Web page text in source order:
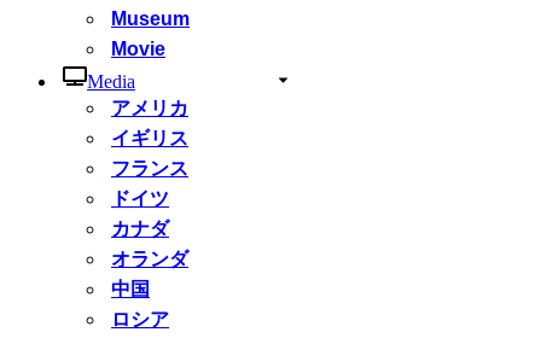
Museum
Movie
Media
アメリカ
イギリス
フランス
ドイツ
カナダ
オランダ
中国
ロシア